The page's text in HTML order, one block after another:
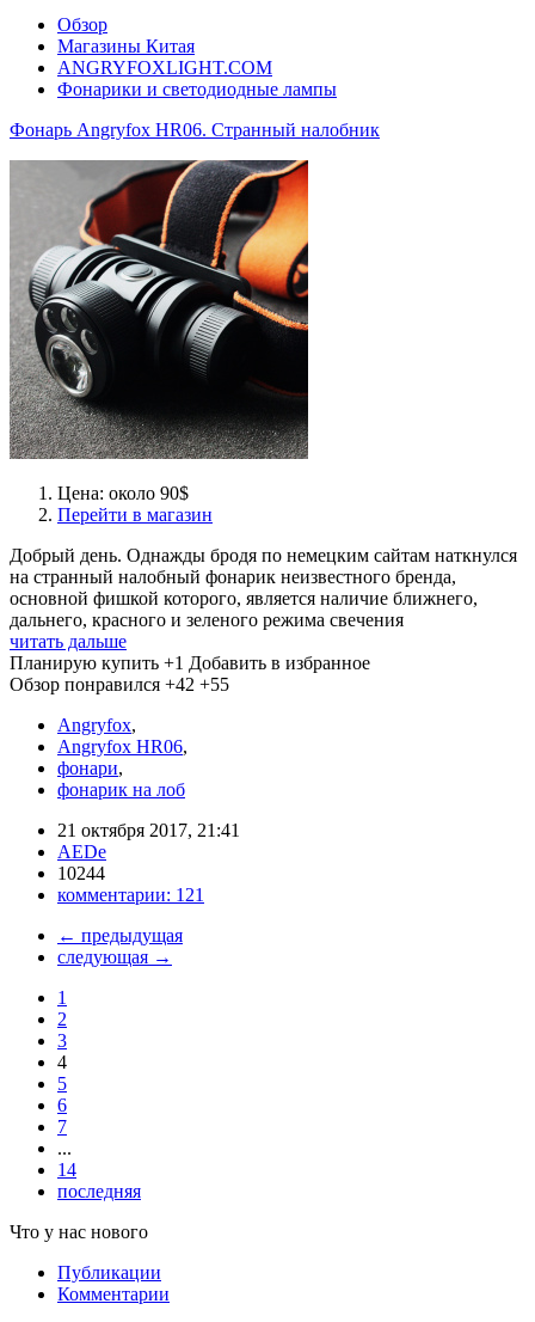
Обзор
Магазины Китая
ANGRYFOXLIGHT.COM
Фонарики и светодиодные лампы
Фонарь Angryfox HR06. Странный налобник
Цена: около 90$
Перейти в магазин
Добрый день. Однажды бродя по немецким сайтам наткнулся
на странный налобный фонарик неизвестного бренда,
основной фишкой которого, является наличие ближнего,
дальнего, красного и зеленого режима свечения
читать дальше
Планирую купить +1 Добавить в избранное
Обзор понравился +42 +55
Angryfox,
Angryfox HR06,
фонари,
фонарик на лоб
21 октября 2017, 21:41
AEDe
10244
комментарии: 121
← предыдущая
следующая →
1
2
3
4
5
6
7
...
14
последняя
Что у нас нового
Публикации
Комментарии